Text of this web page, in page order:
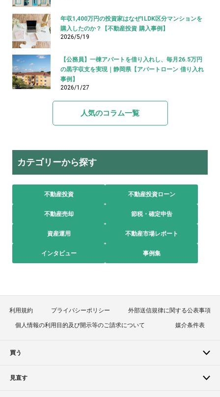
年収1,400万円の投資家はなぜ1LDK区分マンションを
購入したのか？【不動産投資 購入事例】
2026/5/19
【公務員】一棟アパートを借り入れし、毎月26.5万円
の黒字収支を実現｜静岡県【アパートローン 借り入れ
事例】
2026/1/27
人気のコラム一覧
カテゴリーから探す
不動産投資 不動産投資ローン
不動産売却 節税・確定申告
資産運用 不動産市場レポート
インタビュー 事例集
利用規約 プライバシーポリシー 外部送信規律に関する公表事項
個人情報の利用目的及び開示等のご請求について 媒介条件表
買う
見直す